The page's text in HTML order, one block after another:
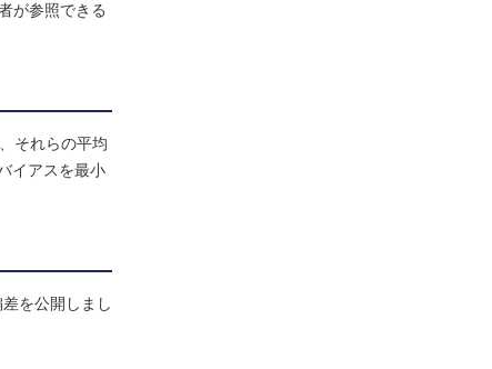
が参照できる
それらの平均
イアスを最小
を公開しまし